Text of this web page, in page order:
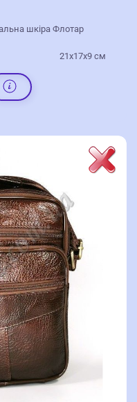
шкіра Флотар
21х17х9 см